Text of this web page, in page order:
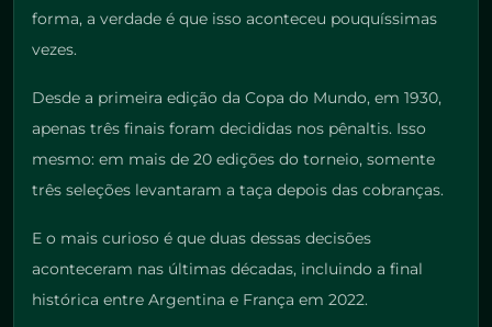
forma, a verdade é que isso aconteceu pouquíssimas
vezes.
Desde a primeira edição da Copa do Mundo, em 1930,
apenas três finais foram decididas nos pênaltis. Isso
mesmo: em mais de 20 edições do torneio, somente
três seleções levantaram a taça depois das cobranças.
E o mais curioso é que duas dessas decisões
aconteceram nas últimas décadas, incluindo a final
histórica entre Argentina e França em 2022.